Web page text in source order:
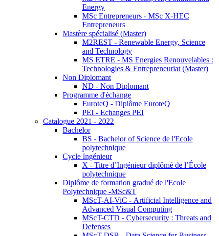
Energy
MSc Entrepreneurs - MSc X-HEC
Entrepreneurs
Mastère spécialisé (Master)
M2REST - Renewable Energy, Science
and Technology
MS ETRE - MS Energies Renouvelables :
Technologies & Entrepreneuriat (Master)
Non Diplomant
ND - Non Diplomant
Programme d'échange
EuroteQ - Diplôme EuroteQ
PEI - Echanges PEI
Catalogue 2021 - 2022
Bachelor
BS - Bachelor of Science de l'Ecole
polytechnique
Cycle Ingénieur
X - Titre d’Ingénieur diplômé de l’École
polytechnique
Diplôme de formation gradué de l'Ecole
Polytechnique -MSc&T
MScT-AI-ViC - Artificial Intelligence and
Advanced Visual Computing
MScT-CTD - Cybersecurity : Threats and
Defenses